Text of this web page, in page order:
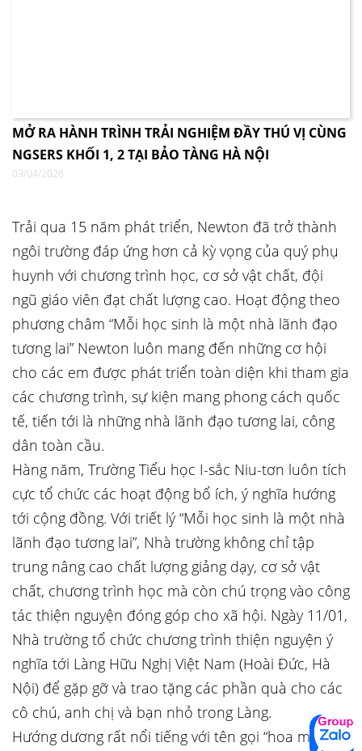
MỞ RA HÀNH TRÌNH TRẢI NGHIỆM ĐẦY THÚ VỊ CÙNG
NGSERS KHỐI 1, 2 TẠI BẢO TÀNG HÀ NỘI
03/04/2026
Trải qua 15 năm phát triển, Newton đã trở thành
ngôi trường đáp ứng hơn cả kỳ vọng của quý phụ
huynh với chương trình học, cơ sở vật chất, đội
ngũ giáo viên đạt chất lượng cao. Hoạt động theo
phương châm “Mỗi học sinh là một nhà lãnh đạo
tương lai” Newton luôn mang đến những cơ hội
cho các em được phát triển toàn diện khi tham gia
các chương trình, sự kiện mang phong cách quốc
tế, tiến tới là những nhà lãnh đạo tương lai, công
dân toàn cầu.
Hàng năm, Trường Tiểu học I-sắc Niu-tơn luôn tích
cực tổ chức các hoạt động bổ ích, ý nghĩa hướng
tới cộng đồng. Với triết lý “Mỗi học sinh là một nhà
lãnh đạo tương lai”, Nhà trường không chỉ tập
trung nâng cao chất lượng giảng dạy, cơ sở vật
chất, chương trình học mà còn chú trọng vào công
tác thiện nguyện đóng góp cho xã hội. Ngày 11/01,
Nhà trường tổ chức chương trình thiện nguyện ý
nghĩa tới Làng Hữu Nghị Việt Nam (Hoài Đức, Hà
Nội) để gặp gỡ và trao tặng các phần quà cho các
cô chú, anh chị và bạn nhỏ trong Làng.
Hướng dương rất nổi tiếng với tên gọi “hoa mặt